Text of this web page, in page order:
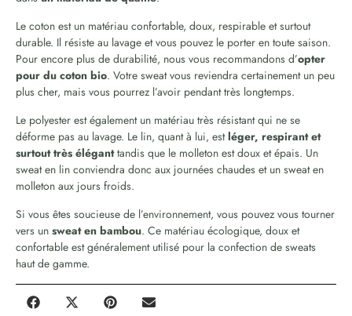
Le coton est un matériau confortable, doux, respirable et surtout
durable. Il résiste au lavage et vous pouvez le porter en toute saison.
Pour encore plus de durabilité, nous vous recommandons d’opter
pour du coton bio. Votre sweat vous reviendra certainement un peu
plus cher, mais vous pourrez l’avoir pendant très longtemps.
Le polyester est également un matériau très résistant qui ne se
déforme pas au lavage. Le lin, quant à lui, estléger, respirant et
surtout très éléganttandis que le molleton est doux et épais. Un
sweat en lin conviendra donc aux journées chaudes et un sweat en
molleton aux jours froids.
Si vous êtes soucieuse de l’environnement, vous pouvez vous tourner
vers un sweat en bambou. Ce matériau écologique, doux et
confortable est généralement utilisé pour la confection de sweats
haut de gamme.